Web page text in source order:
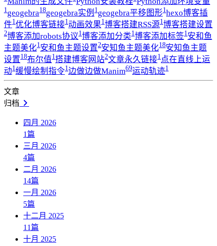
1geogebra18geogebra实例 1geogebra平移图形1hexo博客插
件1优化博客链接1动画效果1博客搭建RSS源1博客搭建设置
2博客添加robots协议 1博客添加分类1博客添加标签1安和鱼
主题美化1安和鱼主题设置2安知鱼主题美化18安知鱼主题
设置18布尔值1搭建博客网站2文章永久链接1点在直线上运
动1缓慢绘制指令1边做边做Manim69运动轨迹1
文章
归档
四月 2026
1篇
三月 2026
4篇
二月 2026
14篇
一月 2026
5篇
十二月 2025
11篇
十月 2025